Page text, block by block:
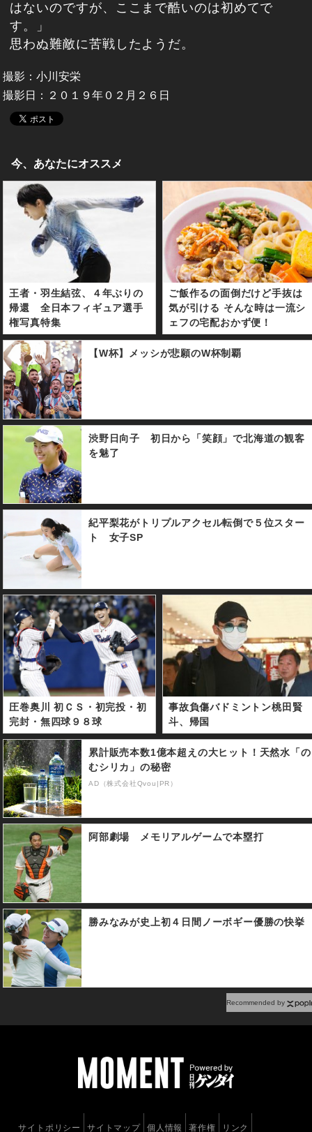
はないのですが、ここまで酷いのは初めてで
す。」
思わぬ難敵に苦戦したようだ。
撮影：小川安栄
撮影日：２０１９年０２月２６日
今、あなたにオススメ
王者・羽生結弦、４年ぶりの
帰還 全日本フィギュア選手
権写真特集
ご飯作るの面倒だけど手抜は
気が引ける そんな時は一流シ
ェフの宅配おかず便！
【W杯】メッシが悲願のW杯制覇
渋野日向子 初日から「笑顔」で北海道の観客
を魅了
紀平梨花がトリプルアクセル転倒で５位スター
ト 女子SP
圧巻奥川 初ＣＳ・初完投・初
完封・無四球９８球
事故負傷バドミントン桃田賢
斗、帰国
累計販売本数1億本超えの大ヒット！天然水「の
むシリカ」の秘密
AD（株式会社Qvou|PR）
阿部劇場 メモリアルゲームで本塁打
勝みなみが史上初４日間ノーボギー優勝の快挙
Recommended by
サイトポリシー サイトマップ 個人情報 著作権 リンク